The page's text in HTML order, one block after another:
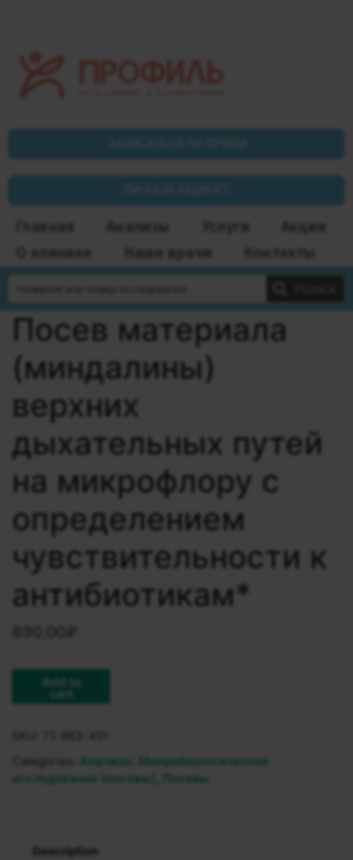
Главная Анализы Услуги
Акции
О клинике
Наши врачи Контакты
Посев материала
(миндалины)
верхних
дыхательных путей
на микрофлору с
определением
чувcтвительности к
антибиотикам*
Add to
cart
Анализы Микробиологические
исследования (посевы)
Посевы
Description